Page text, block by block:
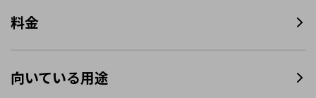
料金
向いている用途